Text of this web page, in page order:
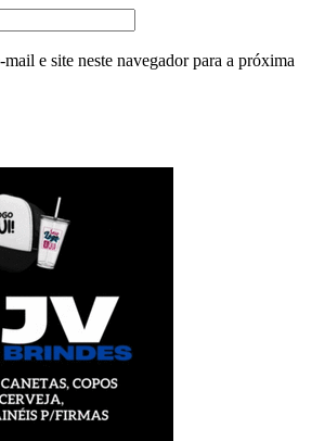
e site neste navegador para a próxima